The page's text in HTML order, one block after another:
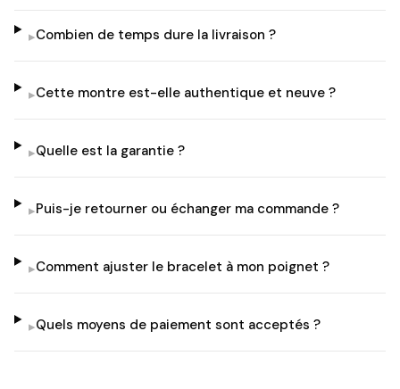
▸Combien de temps dure la livraison ?
▸Cette montre est-elle authentique et neuve ?
▸Quelle est la garantie ?
▸Puis-je retourner ou échanger ma commande ?
▸Comment ajuster le bracelet à mon poignet ?
▸Quels moyens de paiement sont acceptés ?